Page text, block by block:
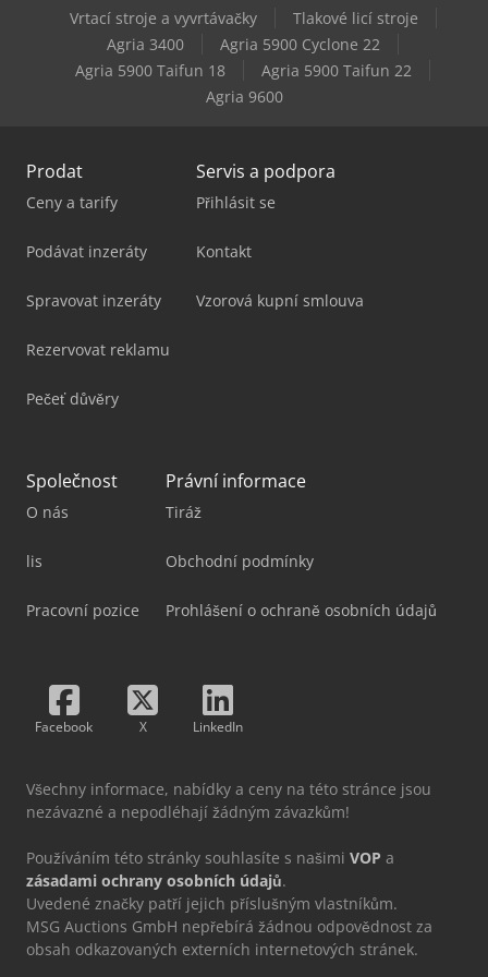
Haas Vm-2
Haas Vm-3
Vrtací stroje a vyvrtávačky
Tlakové licí stroje
Agria 3400
Agria 5900 Cyclone 22
Agria 5900 Taifun 18
Agria 5900 Taifun 22
Agria 9600
Prodat
Ceny a tarify
Podávat inzeráty
Spravovat inzeráty
Rezervovat reklamu
Pečeť důvěry
Servis a podpora
Přihlásit se
Kontakt
Vzorová kupní smlouva
Společnost
O nás
lis
Pracovní pozice
Právní informace
Tiráž
Obchodní podmínky
Prohlášení o ochraně osobních údajů
Facebook X LinkedIn
Všechny informace, nabídky a ceny na této stránce jsou
nezávazné a nepodléhají žádným závazkům!
Používáním této stránky souhlasíte s našimi VOP a
zásadami ochrany osobních údajů.
Uvedené značky patří jejich příslušným vlastníkům.
MSG Auctions GmbH nepřebírá žádnou odpovědnost za
obsah odkazovaných externích internetových stránek.